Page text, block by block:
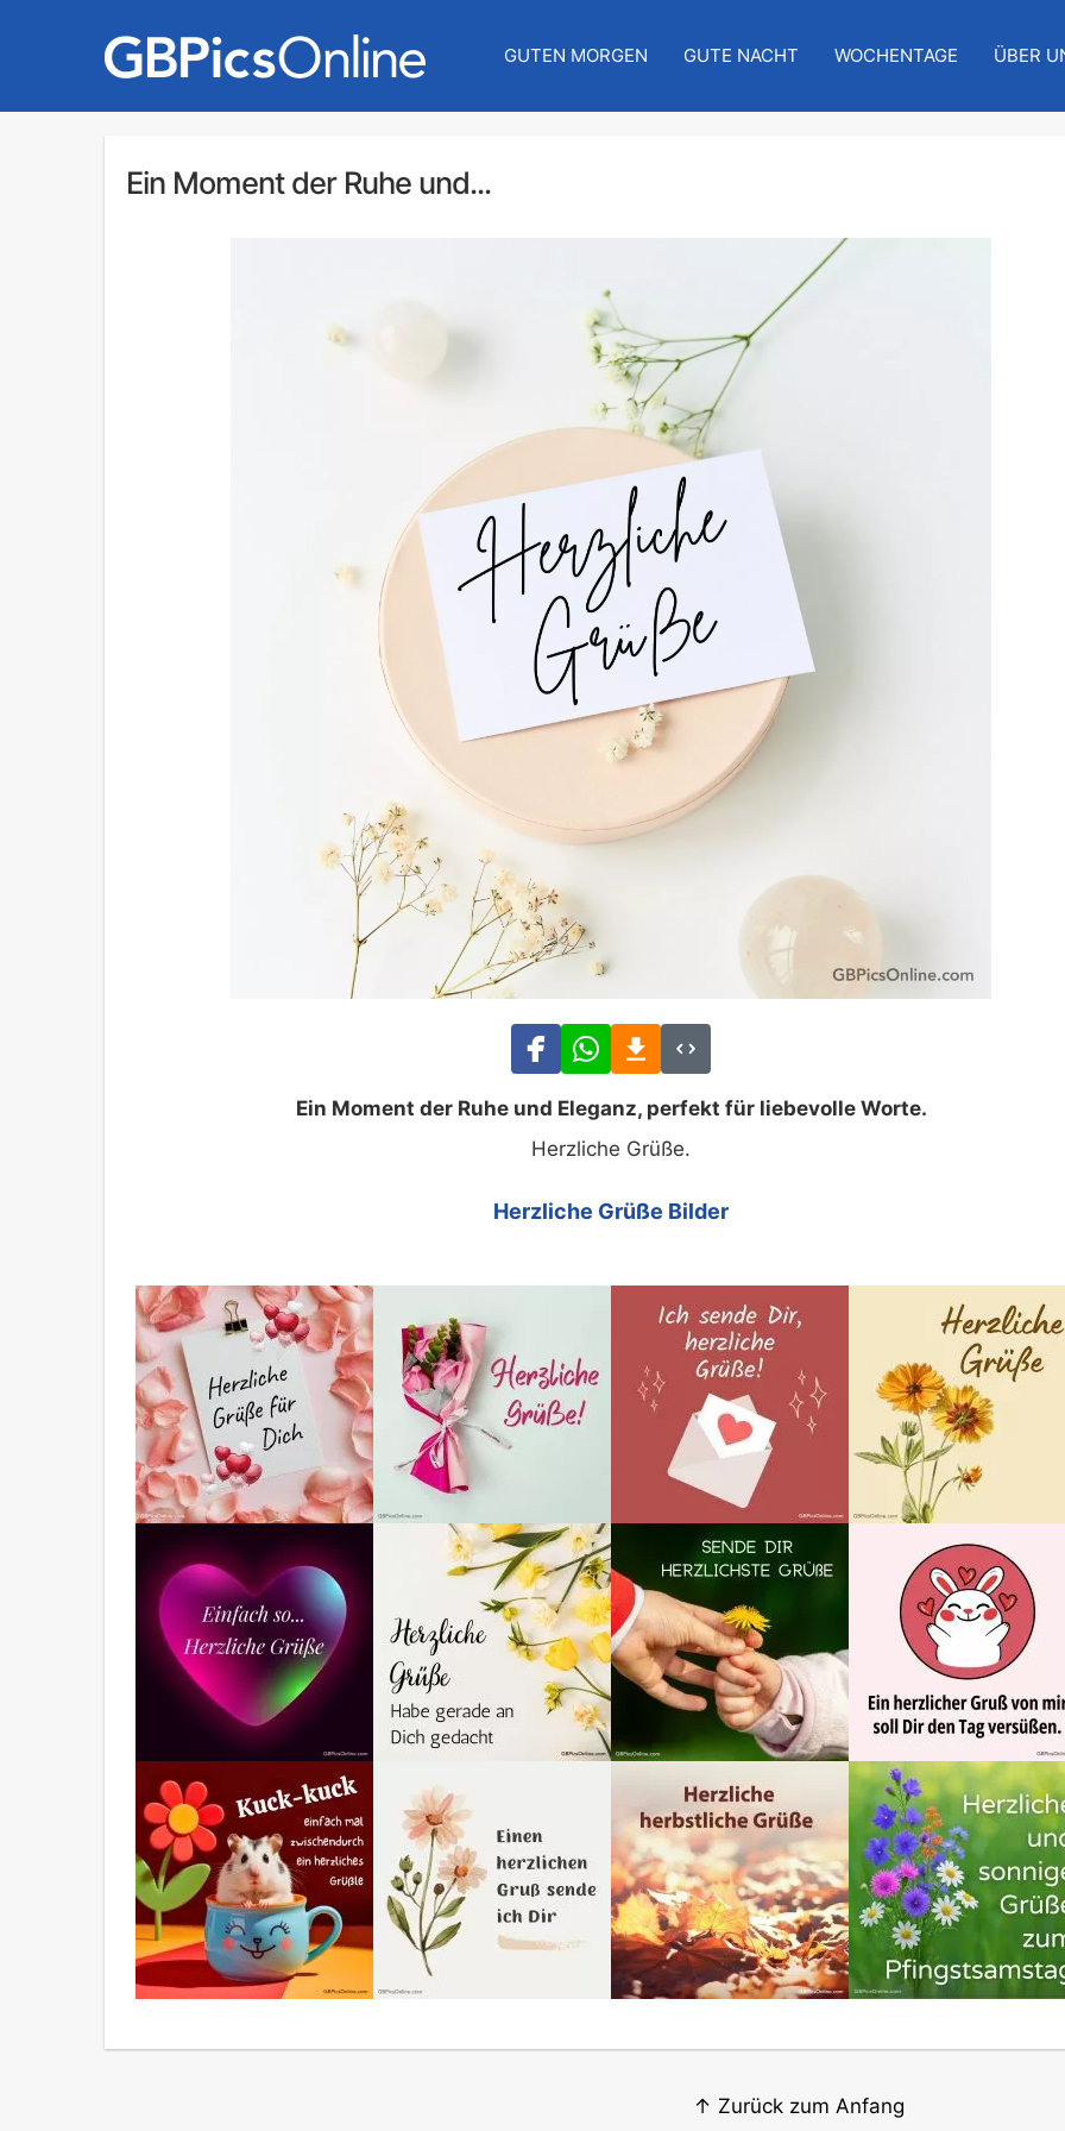
GUTEN MORGEN GUTE NACHT WOCHENTAGE ÜBER
Ein Moment der Ruhe und...
Ein Moment der Ruhe und Eleganz, perfekt für liebevolle Worte.
Herzliche Grüße.
Herzliche Grüße Bilder
↑ Zurück zum Anfang